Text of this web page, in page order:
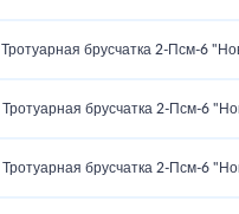
Тротуарная брусчатка 2‑Псм‑6
Тротуарная брусчатка 2‑Псм‑6
Тротуарная брусчатка 2‑Псм‑6